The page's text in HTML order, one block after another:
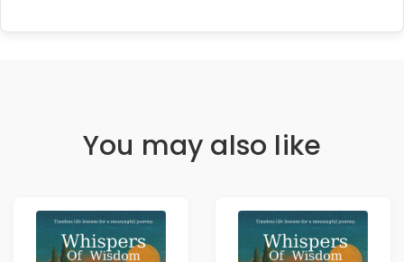
You may also like